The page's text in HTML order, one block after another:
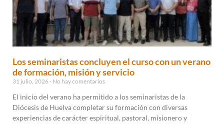
Los seminaristas concluyen el curso con un verano
de formación, misión y servicio
31 julio, 2026 No hay comentarios
El inicio del verano ha permitido a los seminaristas de la
Diócesis de Huelva completar su formación con diversas
experiencias de carácter espiritual, pastoral, misionero y